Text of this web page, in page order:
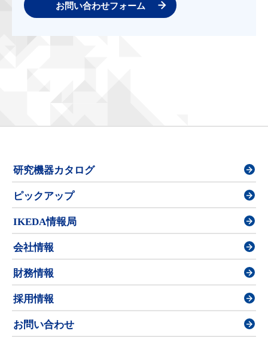
お問い合わせフォーム
研究機器カタログ
ピックアップ
IKEDA情報局
会社情報
財務情報
採用情報
お問い合わせ